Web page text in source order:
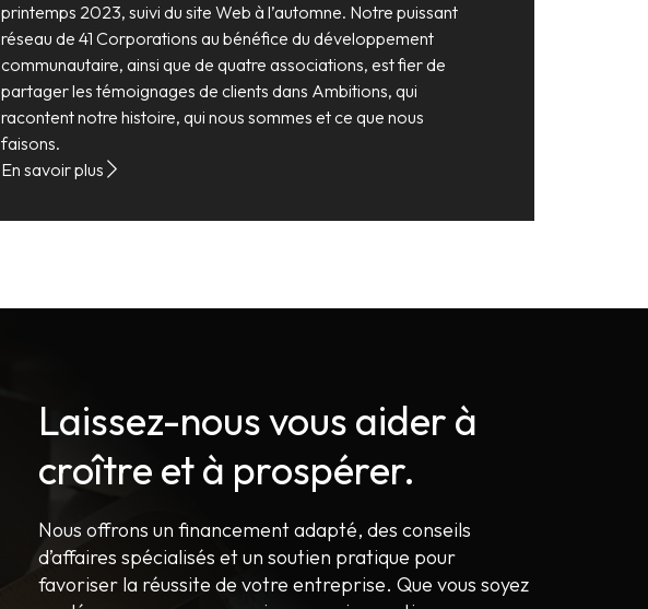
printemps 2023, suivi du site Web à l’automne. Notre puissant
réseau de 41 Corporations au bénéfice du développement
communautaire, ainsi que de quatre associations, est fier de
partager les témoignages de clients dans Ambitions, qui
racontent notre histoire, qui nous sommes et ce que nous
faisons.
En savoir plus
Laissez-nous vous aider à
croître et à prospérer.
Nous offrons un financement adapté, des conseils
d’affaires spécialisés et un soutien pratique pour
favoriser la réussite de votre entreprise. Que vous soyez